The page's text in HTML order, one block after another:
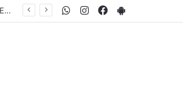
SAMEEP EJECUTA TAREAS DE DRAGADO Y CANALIZACIÓN EN PUERTO LAVALLE PARA GARANTIZAR LA CAPTACIÓN DE AGUA CRUDA PlayStore
Facebook
Instagram
WhatsApp